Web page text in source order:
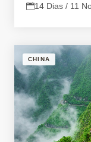
14 Dias / 11
CHINA